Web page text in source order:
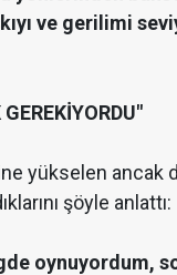
ve gerilimi
yükselen ancak
şöyle anlattı:
oynuyordum,